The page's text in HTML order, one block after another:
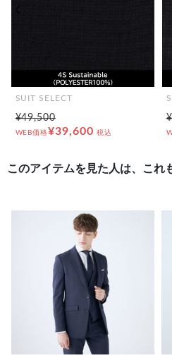
SUIT SELECT
¥49,500
WEB価格¥39,600 税込
前の画像
このアイテムを見た人は、これ